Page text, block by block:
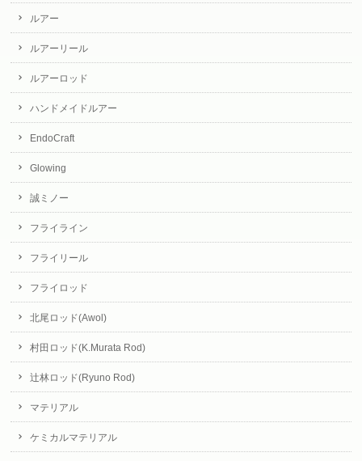
ルアー
ルアーリール
ルアーロッド
ハンドメイドルアー
EndoCraft
Glowing
誠ミノー
フライライン
フライリール
フライロッド
北尾ロッド(Awol)
村田ロッド(K.Murata Rod)
辻林ロッド(Ryuno Rod)
マテリアル
ケミカルマテリアル